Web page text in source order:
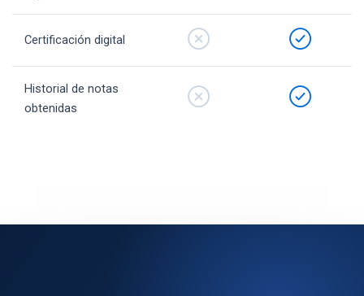
Certificación digital
Historial de notas
obtenidas